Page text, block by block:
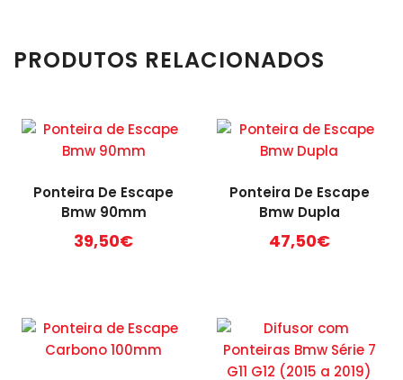
PRODUTOS RELACIONADOS
Ponteira De Escape
Bmw 90mm
39,50€
Ponteira De Escape
Bmw Dupla
47,50€